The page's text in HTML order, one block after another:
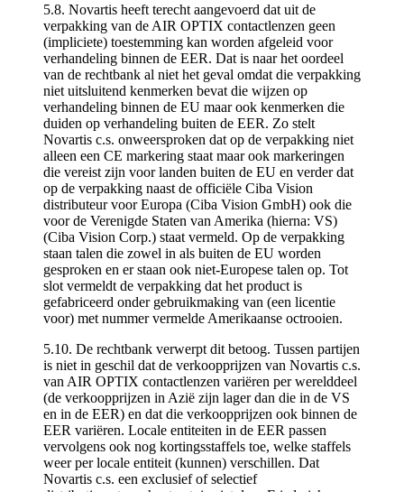
5.8. Novartis heeft terecht aangevoerd dat uit de
verpakking van de AIR OPTIX contactlenzen geen
(impliciete) toestemming kan worden afgeleid voor
verhandeling binnen de EER. Dat is naar het oordeel
van de rechtbank al niet het geval omdat die verpakking
niet uitsluitend kenmerken bevat die wijzen op
verhandeling binnen de EU maar ook kenmerken die
duiden op verhandeling buiten de EER. Zo stelt
Novartis c.s. onweersproken dat op de verpakking niet
alleen een CE markering staat maar ook markeringen
die vereist zijn voor landen buiten de EU en verder dat
op de verpakking naast de officiële Ciba Vision
distributeur voor Europa (Ciba Vision GmbH) ook die
voor de Verenigde Staten van Amerika (hierna: VS)
(Ciba Vision Corp.) staat vermeld. Op de verpakking
staan talen die zowel in als buiten de EU worden
gesproken en er staan ook niet-Europese talen op. Tot
slot vermeldt de verpakking dat het product is
gefabriceerd onder gebruikmaking van (een licentie
voor) met nummer vermelde Amerikaanse octrooien.
5.10. De rechtbank verwerpt dit betoog. Tussen partijen
is niet in geschil dat de verkoopprijzen van Novartis c.s.
van AIR OPTIX contactlenzen variëren per werelddeel
(de verkoopprijzen in Azië zijn lager dan die in de VS
en in de EER) en dat die verkoopprijzen ook binnen de
EER variëren. Locale entiteiten in de EER passen
vervolgens ook nog kortingsstaffels toe, welke staffels
weer per locale entiteit (kunnen) verschillen. Dat
Novartis c.s. een exclusief of selectief